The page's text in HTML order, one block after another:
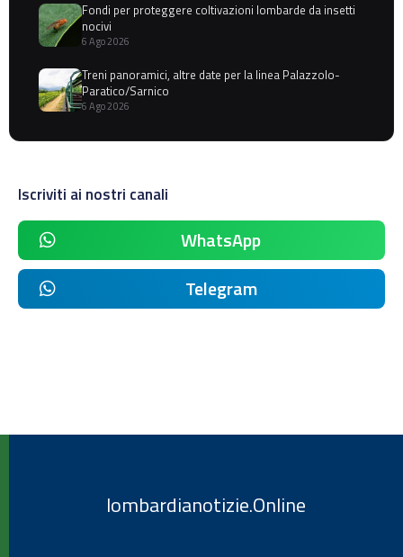
Fondi per proteggere coltivazioni lombarde da insetti
nocivi
6 Ago 2026
Treni panoramici, altre date per la linea Palazzolo-
Paratico/Sarnico
6 Ago 2026
Iscriviti ai nostri canali
WhatsApp
Telegram
lombardianotizie.Online